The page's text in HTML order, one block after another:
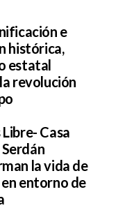
e
histórica,
estatal
revolución
Casa
la vida de
entorno de